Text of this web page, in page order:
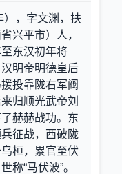
），字文渊，扶
兴平市）人，
东汉初年将
明帝明德皇后
投靠陇右军阀
归顺光武帝刘
赫赫战功。东
征战，西破陇
桓，累官至伏
称“马伏波”。